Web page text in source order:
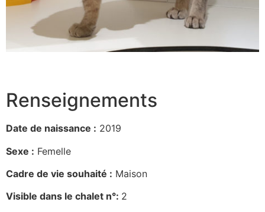
Renseignements
Date de naissance : 2019
Sexe : Femelle
Cadre de vie souhaité : Maison
Visible dans le chalet n°: 2